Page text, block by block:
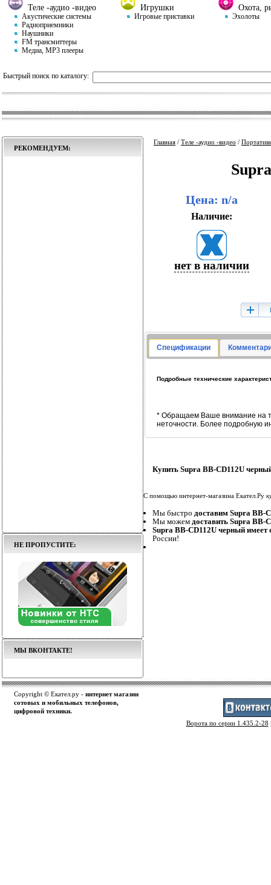
Теле -аудио -видео
Акустические системы
Радиоприемники
Наушники
FM трансмиттеры
Медиа, MP3 плееры
Игрушки
Игровые приставки
Охота,
Эхолоты
Быстрый поиск по каталогу:
РЕКОМЕНДУЕМ:
НЕ ПРОПУСТИТЕ:
МЫ ВКОНТАКТЕ!
Главная / Теле -аудио -видео /
Цена: n/a
Наличие:
нет в наличии
Спецификации
Подробные технические
* Обращаем Ваше внимание на
неточности. Более подробную
Купить Supra BB-CD112U
С помощью интернет-магазина Екател.Ру
Мы быстро доставим Supra BB-
Мы можем доставить Supra BB-
Supra BB-CD112U черный имеет
России!
Copyright © Екател.ру - интернет магазин
сотовых и мобильных телефонов,
цифровой техники.
Ворота по серии 1.435.2-28